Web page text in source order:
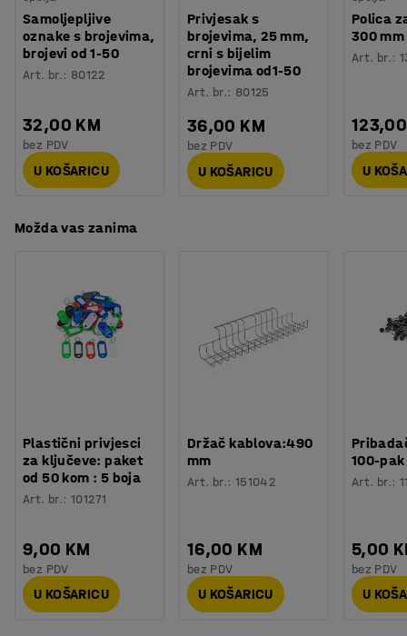
ormarić s poda što olakšava čišćenje prostora ispod
ormara. To je posebno praktično u prostoru gdje je važna
higijena.
potrebama kako biste stvorili idealno rješenje za sigurno
spremanje (prodaje se posebno).
Broj vrata
: 3
Broj sekcija: 3
Potreban broj osoba
Procjena vremena
Montaža : Dolazi nesastavljeno
Testirano
Samoljepljive
oznake s brojevima,
brojevi od 1-50
Art. br.: 80122
32,00 KM
bez PDV
U KOŠARICU
Privjesak s
brojevima, 25 mm,
crni s bijelim
brojevima od1-50
Art. br.: 80125
36,00 KM
bez PDV
U KOŠARICU
Polica
300 mm
Art. br.:
bez PDV
U
Možda vas zanima
Plastični privjesci
za ključeve: paket
od 50 kom : 5 boja
Art. br.:101271
9,00 KM
bez PDV
U KOŠARICU
Držač kablova:490
mm
Art. br.: 151042
16,00 KM
bez PDV
U KOŠARICU
100-pak
Art. br.:
5,00
bez PDV
U